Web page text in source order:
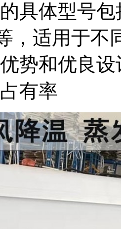
具体型号包
，适用于不
势和优良
有率